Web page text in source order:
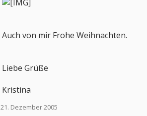
Auch von mir Frohe Weihnachten.
Liebe Grüße
Kristina
21. Dezember 2005